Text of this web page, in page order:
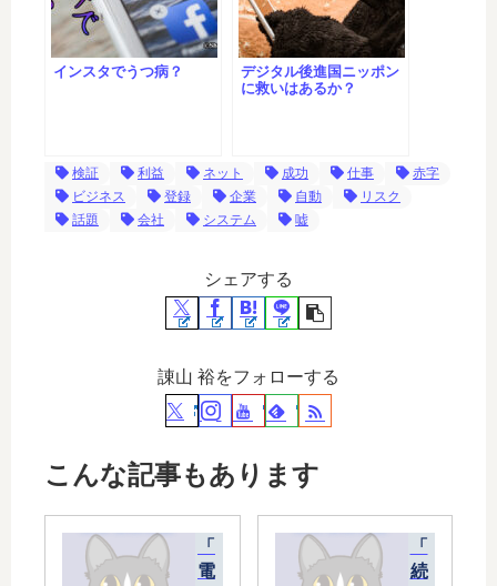
インスタでうつ病？
デジタル後進国ニッポン
に救いはあるか？
検証 利益 ネット 成功 仕事
赤字
ビジネス
登録 企業 自動
リスク
話題
会社 システム 嘘
シェアする
諌山 裕をフォローする
こんな記事もあります
「
電
「
続